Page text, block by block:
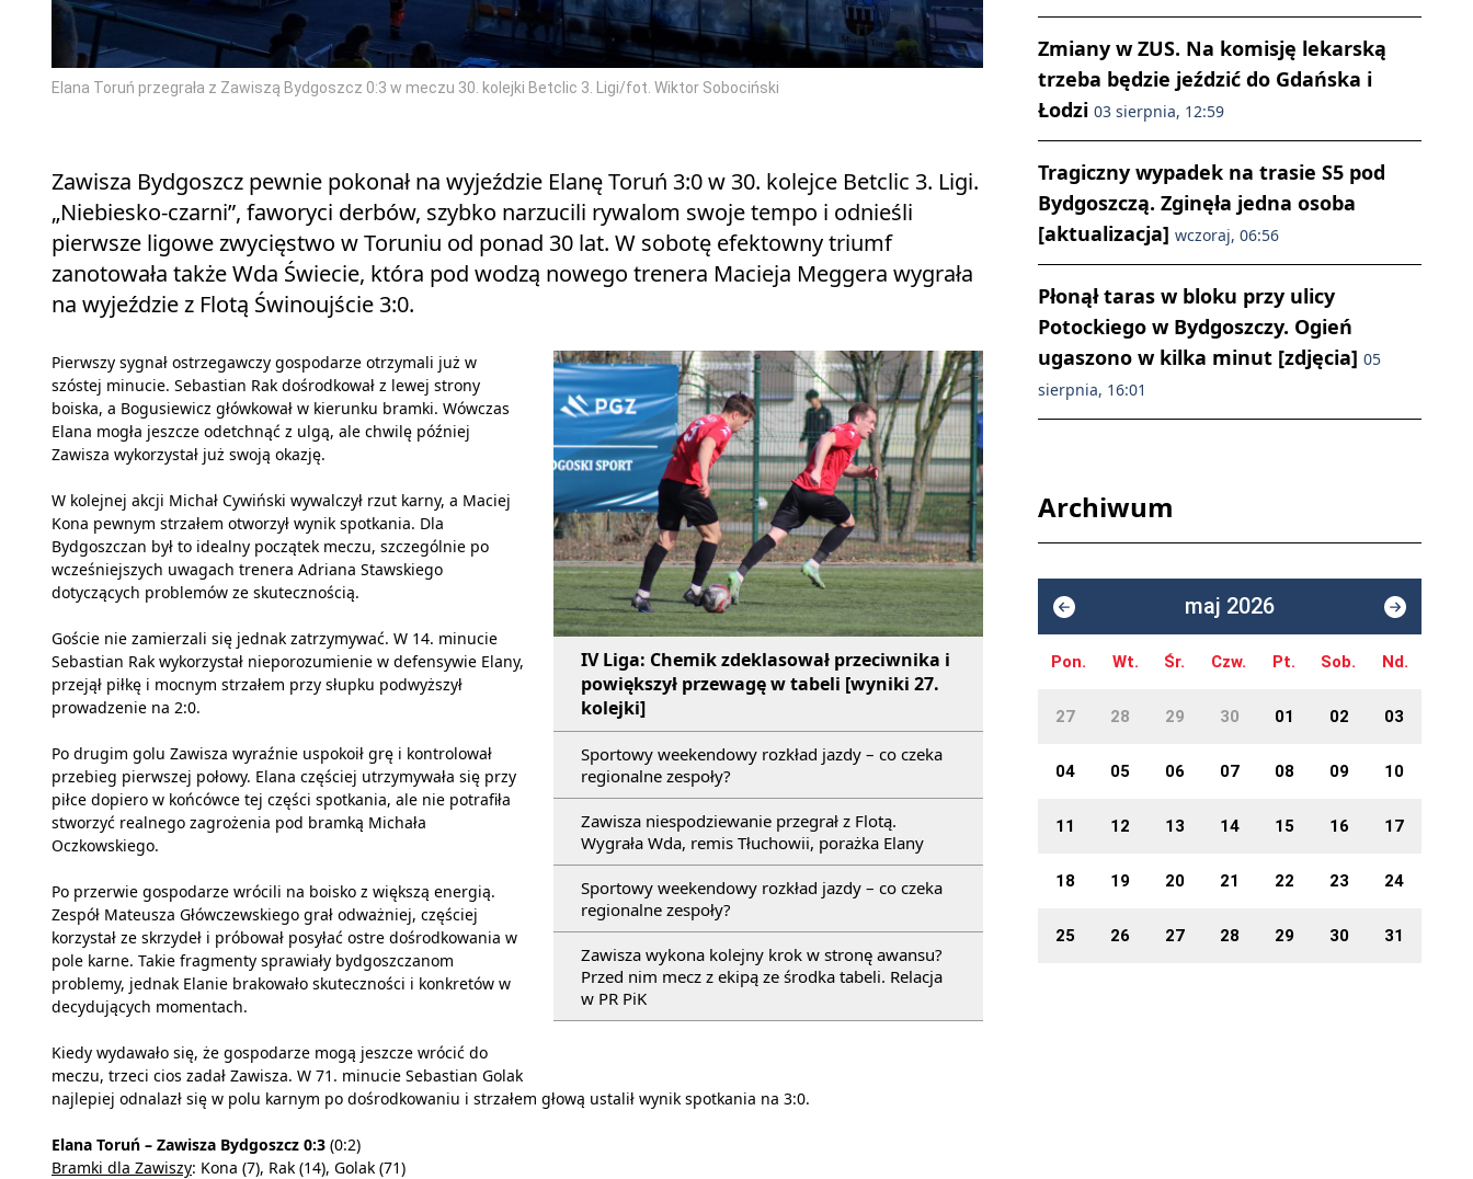
Elana Toruń przegrała z Zawiszą Bydgoszcz 0:3 w meczu 30. kolejki Betclic 3. Ligi/fot. Wiktor Sobociński
Zawisza Bydgoszcz pewnie pokonał na wyjeździe Elanę Toruń 3:0 w 30. kolejce Betclic 3. Ligi.
„Niebiesko‑czarni”, faworyci derbów, szybko narzucili rywalom swoje tempo i odnieśli
pierwsze ligowe zwycięstwo w Toruniu od ponad 30 lat. W sobotę efektowny triumf
zanotowała także Wda Świecie, która pod wodzą nowego trenera Macieja Meggera wygrała
na wyjeździe z Flotą Świnoujście 3:0.
IV Liga: Chemik zdeklasował przeciwnika i
powiększył przewagę w tabeli [wyniki 27.
kolejki]
Sportowy weekendowy rozkład jazdy – co czeka
regionalne zespoły?
Zawisza niespodziewanie przegrał z Flotą.
Wygrała Wda, remis Tłuchowii, porażka Elany
Sportowy weekendowy rozkład jazdy – co czeka
regionalne zespoły?
Zawisza wykona kolejny krok w stronę awansu?
Przed nim mecz z ekipą ze środka tabeli. Relacja
w PR PiK
Pierwszy sygnał ostrzegawczy gospodarze otrzymali już w
szóstej minucie. Sebastian Rak dośrodkował z lewej strony
boiska, a Bogusiewicz główkował w kierunku bramki. Wówczas
Elana mogła jeszcze odetchnąć z ulgą, ale chwilę później
Zawisza wykorzystał już swoją okazję.
W kolejnej akcji Michał Cywiński wywalczył rzut karny, a Maciej
Kona pewnym strzałem otworzył wynik spotkania. Dla
Bydgoszczan był to idealny początek meczu, szczególnie po
wcześniejszych uwagach trenera Adriana Stawskiego
dotyczących problemów ze skutecznością.
Goście nie zamierzali się jednak zatrzymywać. W 14. minucie
Sebastian Rak wykorzystał nieporozumienie w defensywie Elany,
przejął piłkę i mocnym strzałem przy słupku podwyższył
prowadzenie na 2:0.
Po drugim golu Zawisza wyraźnie uspokoił grę i kontrolował
przebieg pierwszej połowy. Elana częściej utrzymywała się przy
piłce dopiero w końcówce tej części spotkania, ale nie potrafiła
stworzyć realnego zagrożenia pod bramką Michała
Oczkowskiego.
Po przerwie gospodarze wrócili na boisko z większą energią.
Zespół Mateusza Główczewskiego grał odważniej, częściej
korzystał ze skrzydeł i próbował posyłać ostre dośrodkowania w
pole karne. Takie fragmenty sprawiały bydgoszczanom
problemy, jednak Elanie brakowało skuteczności i konkretów w
decydujących momentach.
Kiedy wydawało się, że gospodarze mogą jeszcze wrócić do
meczu, trzeci cios zadał Zawisza. W 71. minucie Sebastian Golak
najlepiej odnalazł się w polu karnym po dośrodkowaniu i strzałem głową ustalił wynik spotkania na 3:0.
Elana Toruń – Zawisza Bydgoszcz 0:3 (0:2)
Bramki dla Zawiszy: Kona (7), Rak (14), Golak (71)
Zmiany w ZUS. Na komisję lekarską
trzeba będzie jeździć do Gdańska i
Łodzi 03 sierpnia, 12:59
Tragiczny wypadek na trasie S5 pod
Bydgoszczą. Zginęła jedna osoba
[aktualizacja] wczoraj, 06:56
Płonął taras w bloku przy ulicy
Potockiego w Bydgoszczy. Ogień
ugaszono w kilka minut [zdjęcia] 05
sierpnia, 16:01
Archiwum
maj 2026
Pon. Wt. Śr. Czw. Pt. Sob. Nd.
27 28 29 30 01 02 03
04 05 06 07 08 09 10
11 12 13 14 15 16 17
18 19 20 21 22 23 24
25 26 27 28 29 30 31